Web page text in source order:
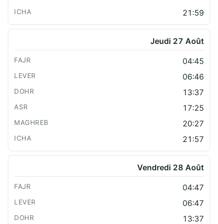
21:59
Jeudi 27 Août
04:45
06:46
13:37
17:25
20:27
21:57
Vendredi 28 Août
04:47
06:47
13:37